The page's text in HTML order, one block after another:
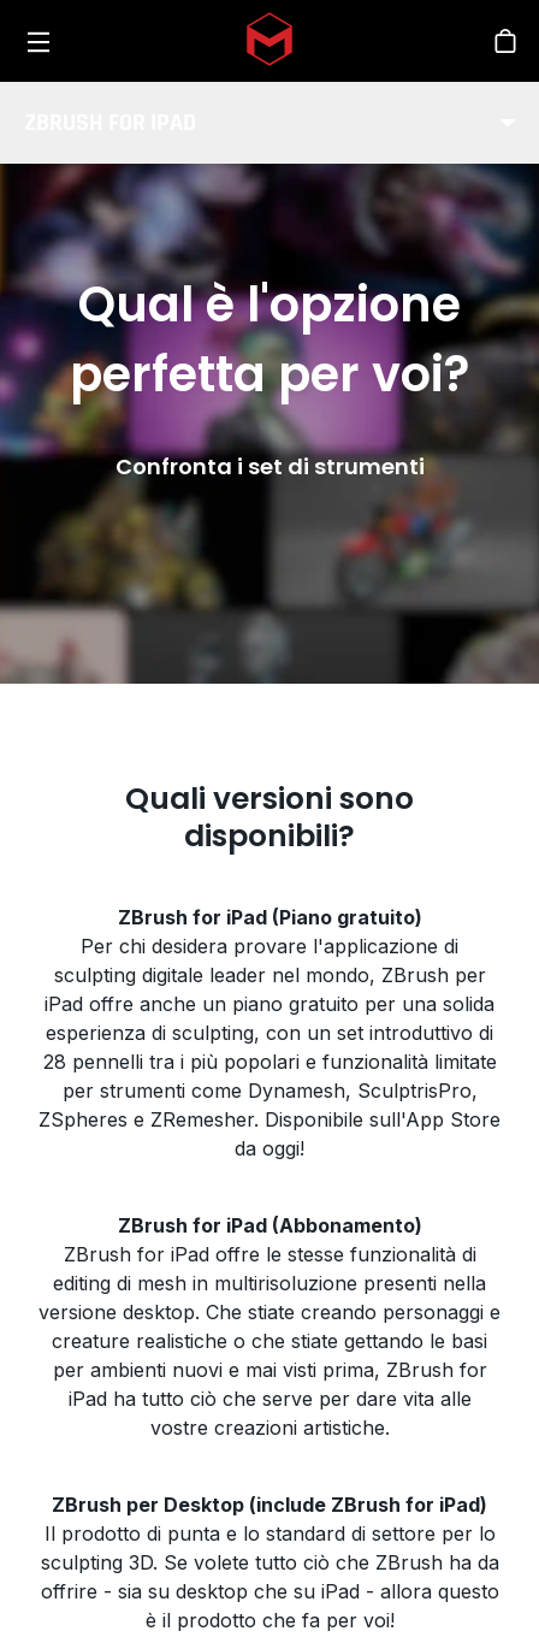
Skip to main content
Qual è l'opzione
perfetta per voi?
Confronta i set di strumenti
Quali versioni sono
disponibili?
ZBrush for iPad (Piano gratuito)
Per chi desidera provare l'applicazione di
sculpting digitale leader nel mondo, ZBrush per
iPad offre anche un piano gratuito per una solida
esperienza di sculpting, con un set introduttivo di
28 pennelli tra i più popolari e funzionalità limitate
per strumenti come Dynamesh, SculptrisPro,
ZSpheres e ZRemesher. Disponibile sull'App Store
da oggi!
ZBrush for iPad (Abbonamento)
ZBrush for iPad offre le stesse funzionalità di
editing di mesh in multirisoluzione presenti nella
versione desktop. Che stiate creando personaggi e
creature realistiche o che stiate gettando le basi
per ambienti nuovi e mai visti prima, ZBrush for
iPad ha tutto ciò che serve per dare vita alle
vostre creazioni artistiche.
ZBrush per Desktop (include ZBrush for iPad)
Il prodotto di punta e lo standard di settore per lo
sculpting 3D. Se volete tutto ciò che ZBrush ha da
offrire - sia su desktop che su iPad - allora questo
è il prodotto che fa per voi!